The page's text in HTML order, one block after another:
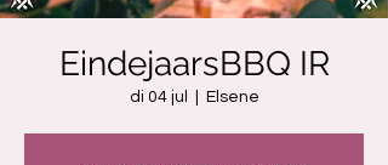
EindejaarsBBQ IR
di 04 jul Elsene